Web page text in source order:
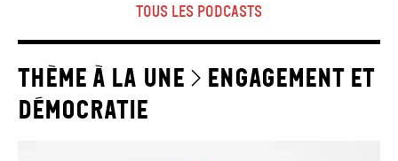
Tous les podcasts
thème à la une > Engagement et
démocratie